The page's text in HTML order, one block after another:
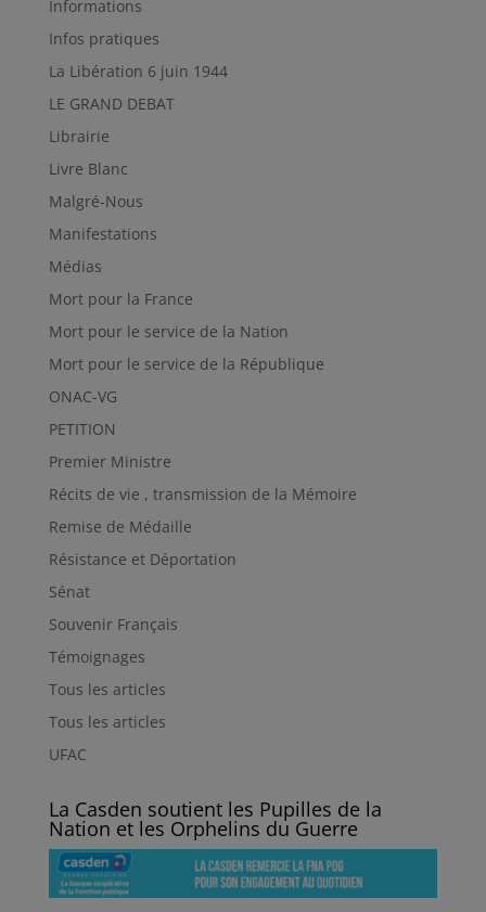
Informations
Infos pratiques
La Libération 6 juin 1944
LE GRAND DEBAT
Librairie
Livre Blanc
Malgré-Nous
Manifestations
Médias
Mort pour la France
Mort pour le service de la Nation
Mort pour le service de la République
ONAC-VG
PETITION
Premier Ministre
Récits de vie , transmission de la Mémoire
Remise de Médaille
Résistance et Déportation
Sénat
Souvenir Français
Témoignages
Tous les articles
Tous les articles
UFAC
La Casden soutient les Pupilles de la
Nation et les Orphelins du Guerre